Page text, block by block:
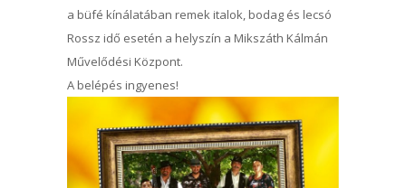
a büfé kínálatában remek italok, bodag és lecsó
Rossz idő esetén a helyszín a Mikszáth Kálmán
Művelődési Központ.
A belépés ingyenes!